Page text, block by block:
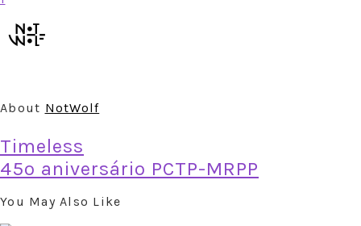
About NotWolf
Timeless
45º aniversário PCTP-MRPP
You May Also Like